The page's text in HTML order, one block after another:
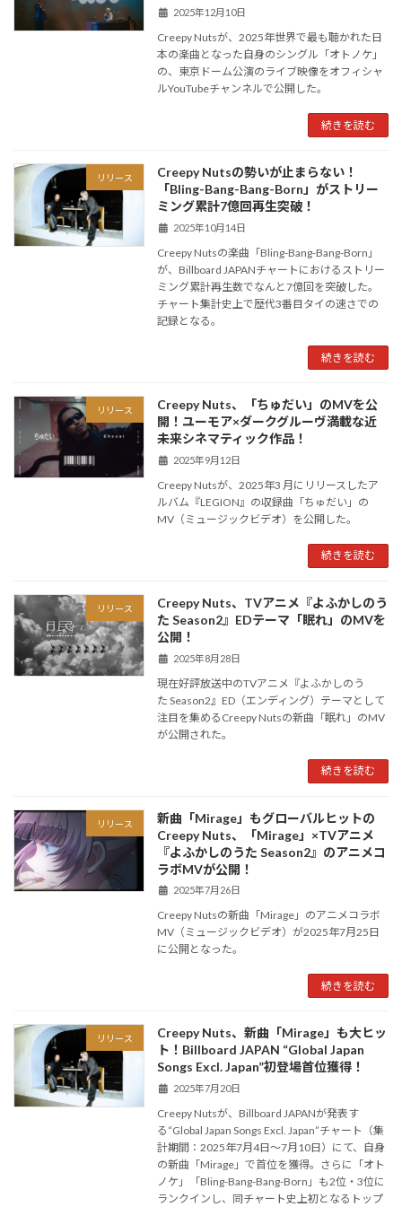
2025年12月10日
Creepy Nutsが、2025年世界で最も聴かれた日
本の楽曲となった自身のシングル「オトノケ」
の、東京ドーム公演のライブ映像をオフィシャ
ルYouTubeチャンネルで公開した。
続きを読む
リリース
Creepy Nutsの勢いが止まらない！
「Bling-Bang-Bang-Born」がストリー
ミング累計7億回再生突破！
2025年10月14日
Creepy Nutsの楽曲「Bling-Bang-Bang-Born」
が、Billboard JAPANチャートにおけるストリー
ミング累計再生数でなんと7億回を突破した。
チャート集計史上で歴代3番目タイの速さでの
記録となる。
続きを読む
リリース
Creepy Nuts、「ちゅだい」のMVを公
開！ユーモア×ダークグルーヴ満載な近
未来シネマティック作品！
2025年9月12日
Creepy Nutsが、2025年3 月にリリースしたア
ルバム『LEGION』の収録曲「ちゅだい」の
MV（ミュージックビデオ）を公開した。
続きを読む
リリース
Creepy Nuts、TVアニメ『よふかしのう
た Season2』EDテーマ「眠れ」のMVを
公開！
2025年8月28日
現在好評放送中のTVアニメ『よふかしのう
た Season2』ED（エンディング）テーマとして
注目を集めるCreepy Nutsの新曲「眠れ」のMV
が公開された。
続きを読む
リリース
新曲「Mirage」もグローバルヒットの
Creepy Nuts、「Mirage」×TVアニメ
『よふかしのうた Season2』のアニメコ
ラボMVが公開！
2025年7月26日
Creepy Nutsの新曲「Mirage」のアニメコラボ
MV（ミュージックビデオ）が2025年7月25日
に公開となった。
続きを読む
リリース
Creepy Nuts、新曲「Mirage」も大ヒッ
ト！Billboard JAPAN “Global Japan
Songs Excl. Japan”初登場首位獲得！
2025年7月20日
Creepy Nutsが、Billboard JAPANが発表す
る“Global Japan Songs Excl. Japan”チャート（集
計期間：2025年7月4日～7月10日）にて、自身
の新曲「Mirage」で首位を獲得。さらに「オト
ノケ」「Bling-Bang-Bang-Born」も2位・3位に
ランクインし、同チャート史上初となるトップ